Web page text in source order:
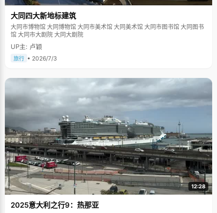
大同四大新地标建筑
大同市博物馆 大同博物馆 大同市美术馆 大同美术馆 大同市图书馆 大同图书
馆 大同市大剧院 大同大剧院
UP主: 卢颖
旅行 • 2026/7/3
12:28
2025意大利之行9：热那亚